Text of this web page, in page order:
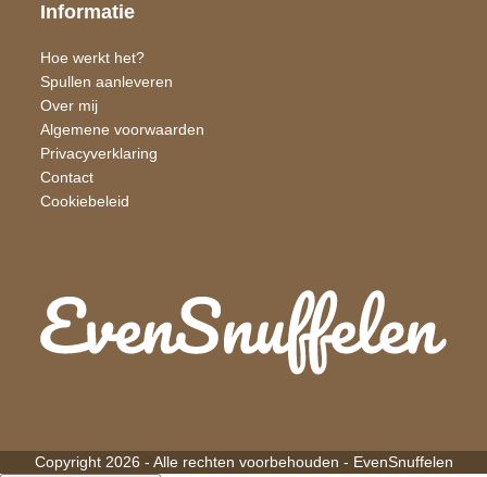
Informatie
Hoe werkt het?
Spullen aanleveren
Over mij
Algemene voorwaarden
Privacyverklaring
Contact
Cookiebeleid
Copyright 2026 - Alle rechten voorbehouden - EvenSnuffelen